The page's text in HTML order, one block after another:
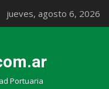
jueves, agosto 6, 2026
Portuaria